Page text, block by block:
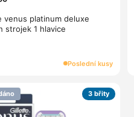
venus platinum deluxe
strojek 1 hlavice
Poslední kusy
3 břity